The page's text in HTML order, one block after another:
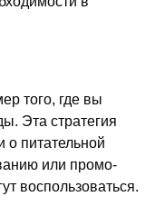
того, где вы
Эта стратегия
питательной
или промо-
воспользоваться.